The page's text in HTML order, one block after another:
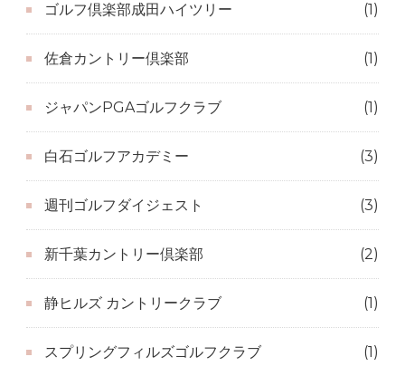
ゴルフ倶楽部成田ハイツリー (1)
佐倉カントリー倶楽部 (1)
ジャパンPGAゴルフクラブ (1)
白石ゴルフアカデミー (3)
週刊ゴルフダイジェスト (3)
新千葉カントリー倶楽部 (2)
静ヒルズ カントリークラブ (1)
スプリングフィルズゴルフクラブ (1)